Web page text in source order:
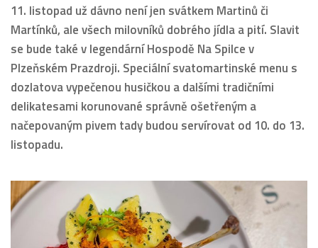
11. listopad už dávno není jen svátkem Martinů či
Martínků, ale všech milovníků dobrého jídla a pití. Slavit
se bude také v legendární Hospodě Na Spilce v
Plzeňském Prazdroji. Speciální svatomartinské menu s
dozlatova vypečenou husičkou a dalšími tradičními
delikatesami korunované správně ošetřeným a
načepovaným pivem tady budou servírovat od 10. do 13.
listopadu.